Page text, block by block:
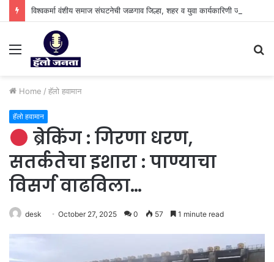
Menu
Home / हॅलो हवामान
हॅलो हवामान
ब्रेकिंग : गिरणा धरण,
सतर्कतेचा इशारा : पाण्याचा
विसर्ग वाढविला…
desk October 27, 2025 0 57 1 minute read